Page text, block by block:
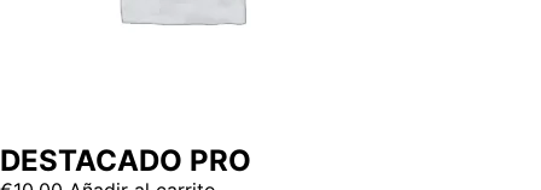
DESTACADO PRO